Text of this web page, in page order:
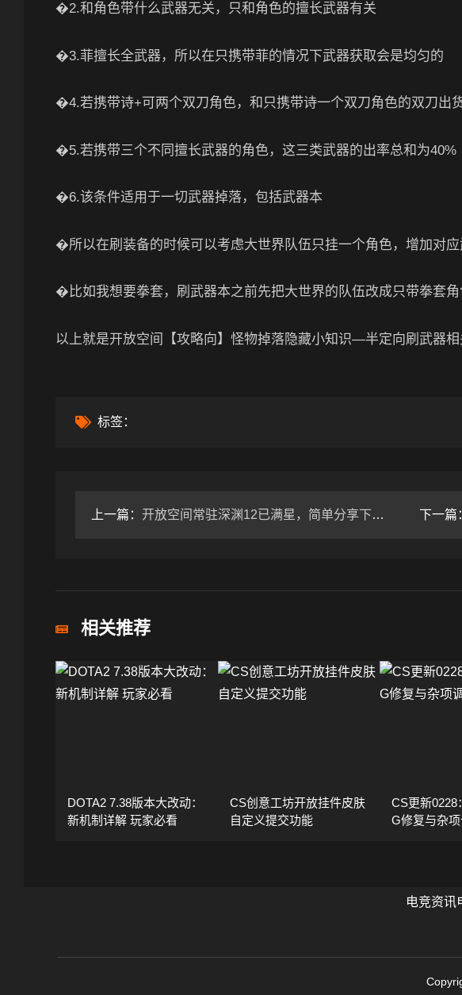
�2.和角色带什么武器无关，只和角色的擅长武器有关
�3.菲擅长全武器，所以在只携带菲的情况下武器获取会是均匀的
�4.若携带诗+可两个双刀角色，和只携带诗一个双刀角色的双刀出
�5.若携带三个不同擅长武器的角色，这三类武器的出率总和为40%
�6.该条件适用于一切武器掉落，包括武器本
�所以在刷装备的时候可以考虑大世界队伍只挂一个角色，增加对
�比如我想要拳套，刷武器本之前先把大世界的队伍改成只带拳套
以上就是开放空间【攻略向】怪物掉落隐藏小知识—半定向刷武器相
标签：
上一篇： 开放空间常驻深渊12已满星，简单分享下心得 下一篇
相关推荐
DOTA2 7.38版本大改动：
新机制详解 玩家必看
CS创意工坊开放挂件皮肤
自定义提交功能
CS更新0228
G修复与杂
电竞资讯